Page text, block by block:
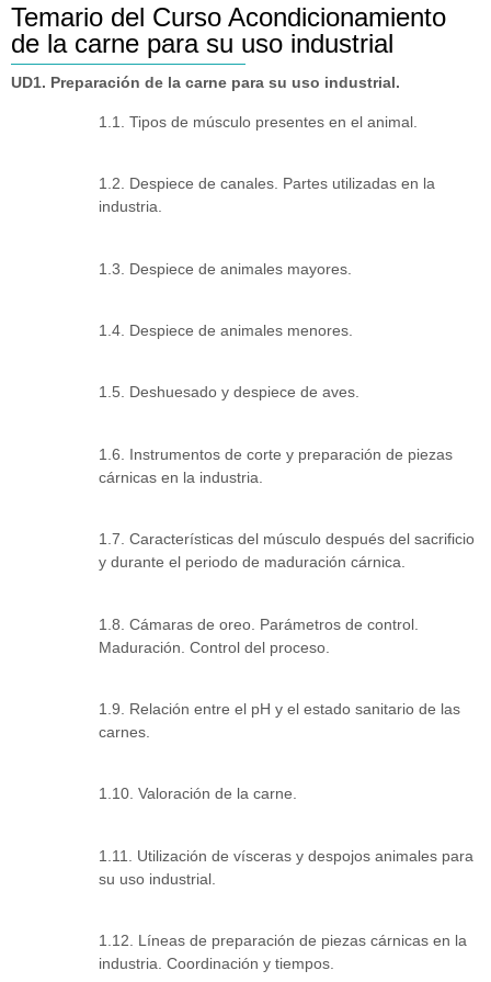
Temario del Curso Acondicionamiento
de la carne para su uso industrial
UD1. Preparación de la carne para su uso industrial.
1.1. Tipos de músculo presentes en el animal.
1.2. Despiece de canales. Partes utilizadas en la
industria.
1.3. Despiece de animales mayores.
1.4. Despiece de animales menores.
1.5. Deshuesado y despiece de aves.
1.6. Instrumentos de corte y preparación de piezas
cárnicas en la industria.
1.7. Características del músculo después del sacrificio
y durante el periodo de maduración cárnica.
1.8. Cámaras de oreo. Parámetros de control.
Maduración. Control del proceso.
1.9. Relación entre el pH y el estado sanitario de las
carnes.
1.10. Valoración de la carne.
1.11. Utilización de vísceras y despojos animales para
su uso industrial.
1.12. Líneas de preparación de piezas cárnicas en la
industria. Coordinación y tiempos.